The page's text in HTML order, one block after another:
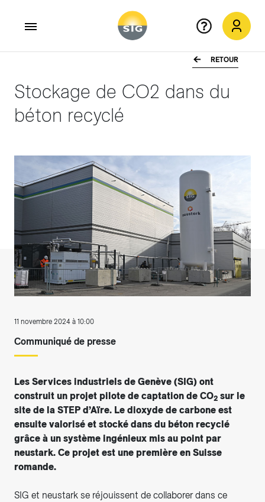
RETOUR
Stockage de CO2 dans du
béton recyclé
11 novembre 2024 à 10:00
Communiqué de presse
Les Services industriels de Genève (SIG) ont
construit un projet pilote de captation de CO2 sur le
site de la STEP d’Aïre. Le dioxyde de carbone est
ensuite valorisé et stocké dans du béton recyclé
grâce à un système ingénieux mis au point par
neustark. Ce projet est une première en Suisse
romande.
SIG et neustark se réjouissent de collaborer dans ce